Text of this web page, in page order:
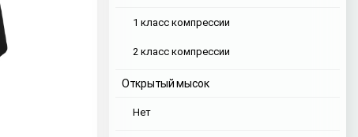
1 класс компрессии
2 класс компрессии
Открытый мысок
Нет